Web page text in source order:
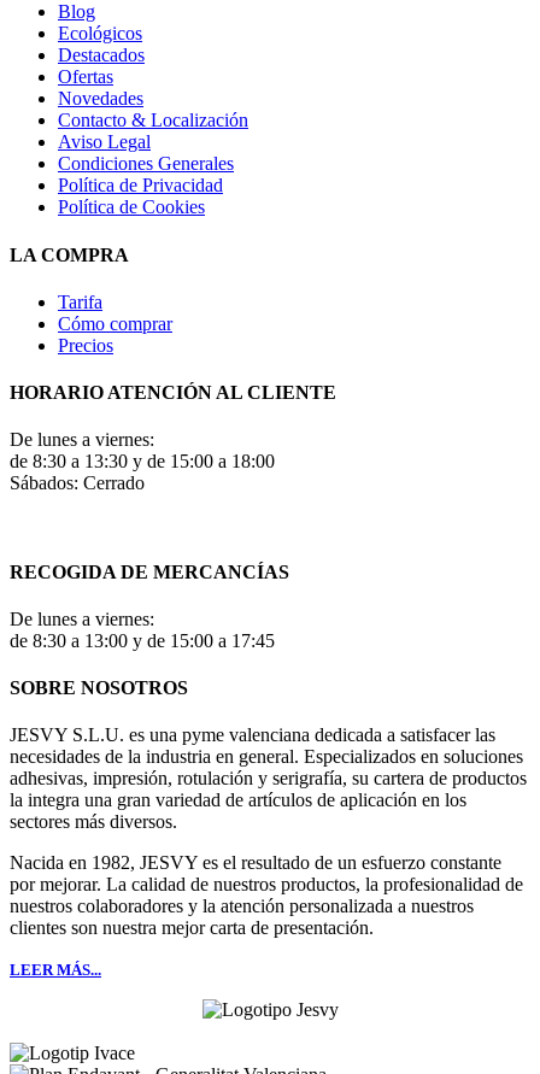
Blog
Ecológicos
Destacados
Ofertas
Novedades
Contacto & Localización
Aviso Legal
Condiciones Generales
Política de Privacidad
Política de Cookies
LA COMPRA
Tarifa
Cómo comprar
Precios
HORARIO ATENCIÓN AL CLIENTE
De lunes a viernes:
de 8:30 a 13:30 y de 15:00 a 18:00
Sábados: Cerrado
RECOGIDA DE MERCANCÍAS
De lunes a viernes:
de 8:30 a 13:00 y de 15:00 a 17:45
SOBRE NOSOTROS
JESVY S.L.U. es una pyme valenciana dedicada a satisfacer las
necesidades de la industria en general. Especializados en soluciones
adhesivas, impresión, rotulación y serigrafía, su cartera de productos
la integra una gran variedad de artículos de aplicación en los
sectores más diversos.
Nacida en 1982, JESVY es el resultado de un esfuerzo constante
por mejorar. La calidad de nuestros productos, la profesionalidad de
nuestros colaboradores y la atención personalizada a nuestros
clientes son nuestra mejor carta de presentación.
LEER MÁS...